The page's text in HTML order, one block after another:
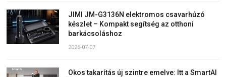
JIMI JM-G3136N elektromos csavarhúzó
készlet – Kompakt segítség az otthoni
barkácsoláshoz
2026-07-07
Okos takarítás új szintre emelve: Itt a SmartAI